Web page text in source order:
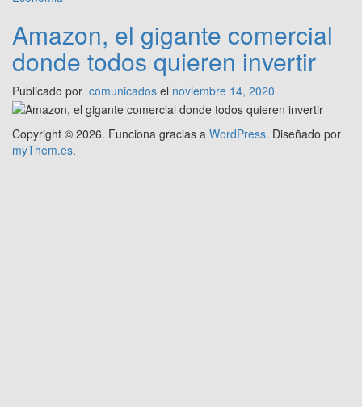
Amazon, el gigante comercial
donde todos quieren invertir
Publicado por comunicados el noviembre 14, 2020
Copyright © 2026. Funciona gracias a WordPress. Diseñado por
myThem.es.